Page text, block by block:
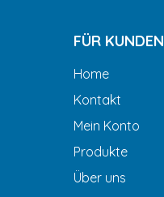
FÜR KUNDEN
Home
Kontakt
Mein Konto
Produkte
Über uns